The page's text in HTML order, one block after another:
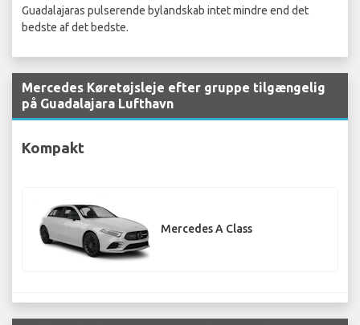
Guadalajaras pulserende bylandskab intet mindre end det
bedste af det bedste.
Mercedes Køretøjsleje efter gruppe tilgængelig
på Guadalajara Lufthavn
Kompakt
Mercedes A Class